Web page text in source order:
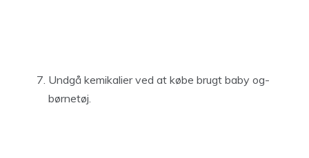
Undgå kemikalier ved at købe brugt baby og-
børnetøj.